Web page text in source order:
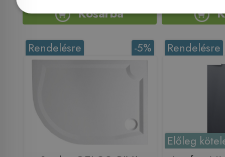
Kosárba
-5%
Rendelésre Rendelésre
Előleg